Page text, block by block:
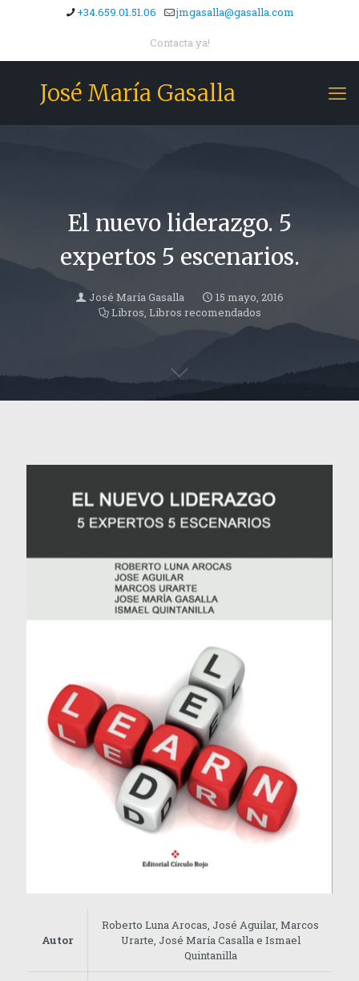
+34.659.01.51.06 jmgasalla@gasalla.com
Contacta ya!
José María Gasalla
El nuevo liderazgo. 5
expertos 5 escenarios.
José María Gasalla
15 mayo, 2016
Libros, Libros recomendados
Autor
Roberto Luna Arocas, José Aguilar, Marcos
Urarte, José María Casalla e Ismael
Quintanilla